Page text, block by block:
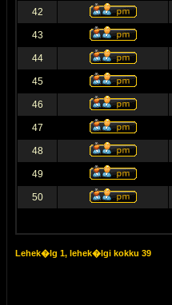
42
43
44
45
46
47
48
49
50
Lehek�lg 1, lehek�lgi kokku 39